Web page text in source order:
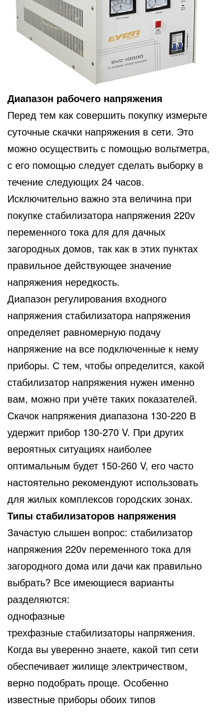
Диапазон рабочего напряжения
Перед тем как совершить покупку измерьте
суточные скачки напряжения в сети. Это
можно осуществить с помощью вольтметра,
с его помощью следует сделать выборку в
течение следующих 24 часов.
Исключительно важно эта величина при
покупке стабилизатора напряжения 220v
переменного тока для для дачных
загородных домов, так как в этих пунктах
правильное действующее значение
напряжения нередкость.
Диапазон регулирования входного
напряжения стабилизатора напряжения
определяет равномерную подачу
напряжение на все подключенные к нему
приборы. С тем, чтобы определится, какой
стабилизатор напряжения нужен именно
вам, можно при учёте таких показателей.
Скачок напряжения диапазона 130-220 В
удержит прибор 130-270 V. При других
вероятных ситуациях наиболее
оптимальным будет 150-260 V, его часто
настоятельно рекомендуют использовать
для жилых комплексов городских зонах.
Типы стабилизаторов напряжения
Зачастую слышен вопрос: стабилизатор
напряжения 220v переменного тока для
загородного дома или дачи как правильно
выбрать? Все имеющиеся варианты
разделяются:
однофазные
трехфазные стабилизаторы напряжения.
Когда вы уверенно знаете, какой тип сети
обеспечивает жилище электричеством,
верно подобрать проще. Особенно
известные приборы обоих типов